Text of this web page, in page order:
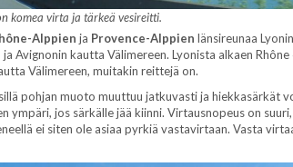
komea virta ja tärkeä vesireitti.
Alppien ja Provence-Alppien länsireunaa
ja Avignonin kautta Välimereen. Lyonista alkaen
Välimereen, muitakin reittejä on.
pohjan muoto muuttuu jatkuvasti ja hiekkasärkät
ympäri, jos särkälle jää kiinni. Virtausnopeus on
ei siten ole asiaa pyrkiä vastavirtaan. Vasta